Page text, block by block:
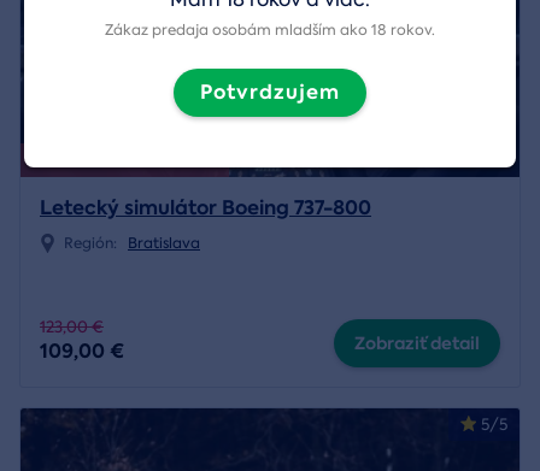
Letecký simulátor Boeing 737-800
Región: Bratislava
123,00 €
109,00 € Zobraziť detail
5/5
Zákaz predaja osobám mladším ako 18 rokov.
Potvrdzujem